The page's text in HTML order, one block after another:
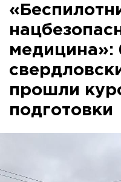
медицина»:
прошли
подготовки